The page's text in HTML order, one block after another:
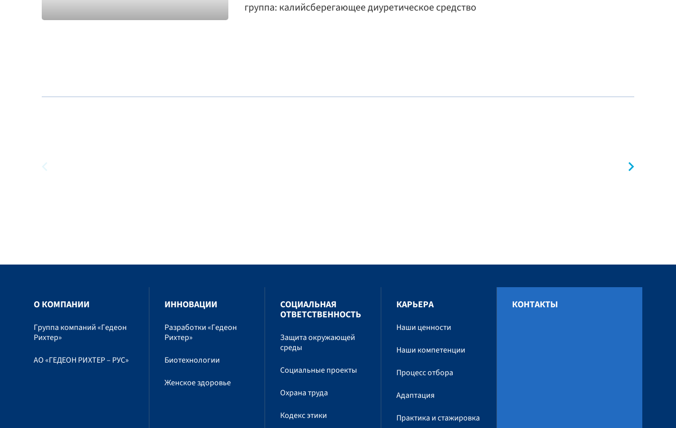
группа: калийсберегающее диуретическое средство
O КОМПАНИИ
Группа компаний «Гедеон
Рихтер»
АО «ГЕДЕОН РИХТЕР – РУС»
ИННОВАЦИИ
Разработки «Гедеон
Рихтер»
Биотехнологии
Женское здоровье
СОЦИАЛЬНАЯ
ОТВЕТСТВЕННОСТЬ
Защита окружающей
среды
Социальные проекты
Охрана труда
Кодекс этики
КАРЬЕРА
Наши ценности
Наши компетенции
Процесс отбора
Адаптация
Практика и стажировка
КОНТАКТЫ